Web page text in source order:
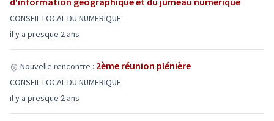
il y a presque 2 ans
CONSEIL LOCAL DU NUMERIQUE
il y a presque 2 ans
Nouvelle rencontre : 2ème réunion plénière
CONSEIL LOCAL DU NUMERIQUE